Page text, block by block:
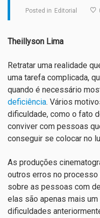
Posted in Editorial
Theillyson Lima
Retratar uma realidade
uma tarefa complicada,
quando é necessário
deficiência. Vários
dificuldade, como o fato
conviver com pessoas
conseguir se colocar no
As produções
outros erros no
sobre as pessoas com
elas são apenas mais
dificuldades